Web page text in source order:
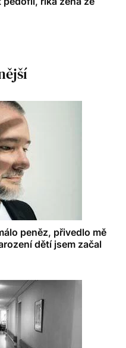
peněz, přivedlo mě
dětí jsem začal